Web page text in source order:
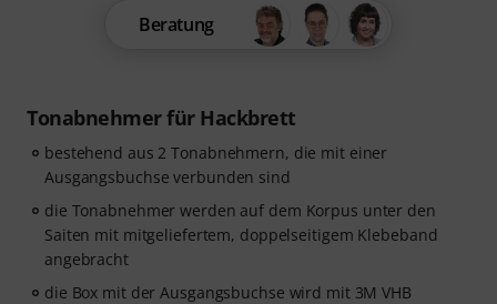
Tonabnehmer für Hackbrett
bestehend aus 2 Tonabnehmern, die mit einer
Ausgangsbuchse verbunden sind
die Tonabnehmer werden auf dem Korpus unter den
Saiten mit mitgeliefertem, doppelseitigem Klebeband
angebracht
die Box mit der Ausgangsbuchse wird mit 3M VHB
Beratung